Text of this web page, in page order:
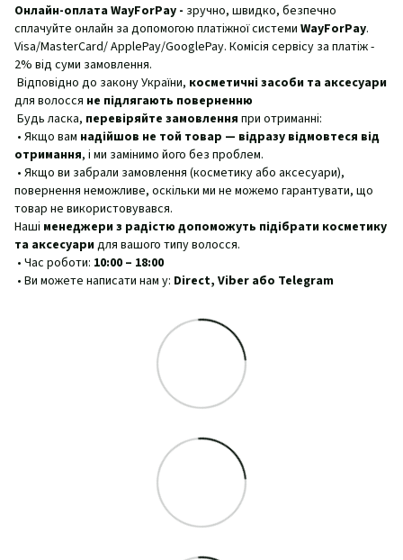
Онлайн-оплата WayForPay - зручно, швидко, безпечно
сплачуйте онлайн за допомогою платіжної системи WayForPay.
Visa/MasterCard/ ApplePay/GooglePay. Комісія сервісу за платіж -
2% від суми замовлення.
Відповідно до закону України, косметичні засоби та аксесуари
для волосся не підлягають поверненню
Будь ласка, перевіряйте замовлення при отриманні:
• Якщо вам надійшов не той товар — відразу відмовтеся від
отримання, і ми замінимо його без проблем.
• Якщо ви забрали замовлення (косметику або аксесуари),
повернення неможливе, оскільки ми не можемо гарантувати, що
товар не використовувався.
Наші менеджери з радістю допоможуть підібрати косметику
та аксесуаридля вашого типу волосся.
• Час роботи: 10:00 – 18:00
• Ви можете написати нам у: Direct, Viber або Telegram